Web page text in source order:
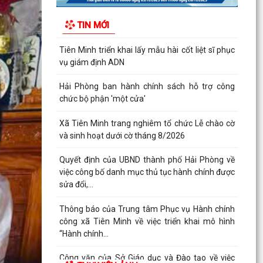
TIN MỚI
lên hơn 1.900 thủ tục hành chính
Tiên Minh triển khai lấy mẫu hài cốt liệt sĩ phục
vụ giám định ADN
Hải Phòng ban hành chính sách hỗ trợ công
chức bộ phận 'một cửa'
Xã Tiên Minh trang nghiêm tổ chức Lễ chào cờ
và sinh hoạt dưới cờ tháng 8/2026
Quyết định của UBND thành phố Hải Phòng về
việc công bố danh mục thủ tục hành chính được
sửa đổi,...
Thông báo của Trung tâm Phục vụ Hành chính
công xã Tiên Minh về việc triển khai mô hình
“Hành chính...
Công văn của Sở Giáo dục và Đào tạo về việc